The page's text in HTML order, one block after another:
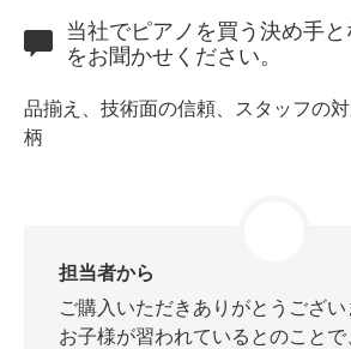
スタッフ紹介
当社でピアノを買う決め手と
をお聞かせください。
品揃え、技術面の信頼、スタッフの
柄
担当者から
ご購入いただきありがとうござ
お子様が習われているとのことで